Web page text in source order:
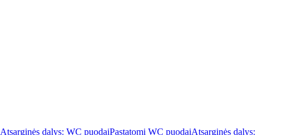
Atsarginės dalys: WC puodaiPastatomi WC puodaiAtsarginės dalys: